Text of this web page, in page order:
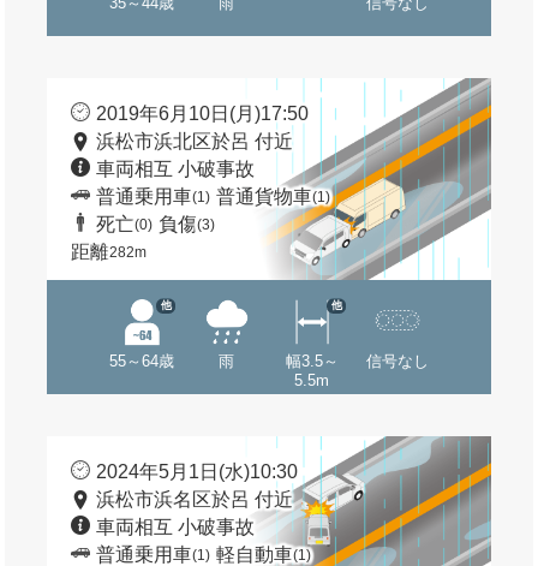
2019年6月10日(月)17:50
浜松市浜北区於呂 付近
車両相互 小破事故
普通乗用車(1) 普通貨物車(1)
死亡(0) 負傷(3)
距離282m
55～64歳
他
雨
幅3.5～
5.5m
他
信号なし
2024年5月1日(水)10:30
浜松市浜名区於呂 付近
車両相互 小破事故
普通乗用車(1) 軽自動車(1)